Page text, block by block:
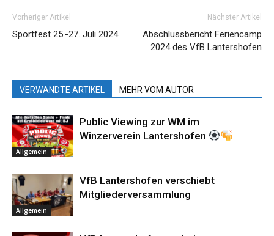
Vorheriger Artikel
Sportfest 25.-27. Juli 2024
Nächster Artikel
Abschlussbericht Feriencamp
2024 des VfB Lantershofen
VERWANDTE ARTIKEL MEHR VOM AUTOR
Allgemein
Public Viewing zur WM im
Winzerverein Lantershofen
Allgemein
VfB Lantershofen verschiebt
Mitgliederversammlung